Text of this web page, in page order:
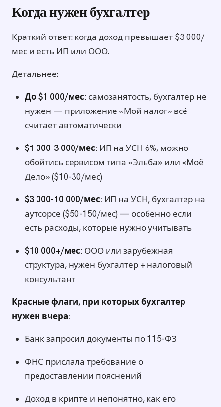
Когда нужен бухгалтер
Краткий ответ: когда доход превышает $3 000/
мес и есть ИП или ООО.
Детальнее:
До $1 000/мес: самозанятость, бухгалтер не
нужен — приложение «Мой налог» всё
считает автоматически
$1 000-3 000/мес: ИП на УСН 6%, можно
обойтись сервисом типа «Эльба» или «Моё
Дело» ($10-30/мес)
$3 000-10 000/мес: ИП на УСН, бухгалтер на
аутсорсе ($50-150/мес) — особенно если
есть расходы, которые нужно учитывать
$10 000+/мес: ООО или зарубежная
структура, нужен бухгалтер + налоговый
консультант
Красные флаги, при которых бухгалтер
нужен вчера:
Банк запросил документы по 115-ФЗ
ФНС прислала требование о
предоставлении пояснений
Доход в крипте и непонятно, как его